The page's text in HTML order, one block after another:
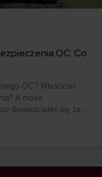
OC. Co
OC? Właściciel
A może
dowiedziałeś się, że